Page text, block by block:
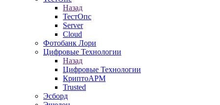
Назад
ТестОпс
Server
Cloud
Фотобанк Лори
Цифровые Технологии
Назад
Цифровые Технологии
КриптоАРМ
Trusted
Эсборд